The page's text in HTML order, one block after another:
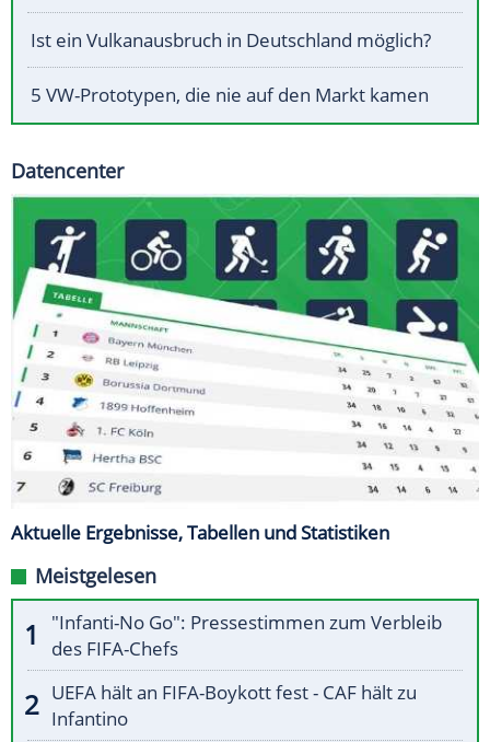
Ist ein Vulkanausbruch in Deutschland möglich?
5 VW-Prototypen, die nie auf den Markt kamen
Datencenter
Aktuelle Ergebnisse, Tabellen und Statistiken
Meistgelesen
"Infanti-No Go": Pressestimmen zum Verbleib
des FIFA-Chefs
UEFA hält an FIFA-Boykott fest - CAF hält zu
Infantino